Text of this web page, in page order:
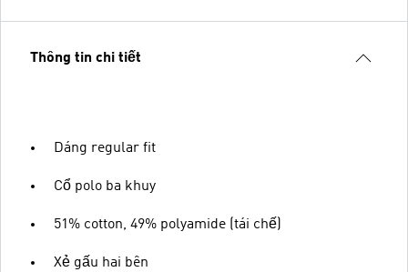
Thông tin chi tiết
Dáng regular fit
Cổ polo ba khuy
51% cotton, 49% polyamide (tái chế)
Xẻ gấu hai bên